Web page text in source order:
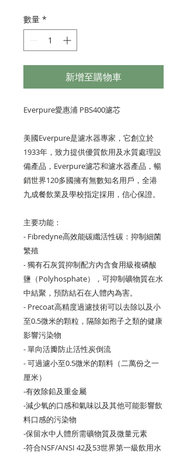
數量 *
新增至購物車
Everpure愛惠浦 PBS400濾芯
美國Everpure是濾水器專家，它創立於
1933年，致力提供優質飲用及水質處理設
備產品，Everpure濾芯和濾水器產品，暢
銷世界120多國擁有無數知名用戶，全港
九成餐飲業及學校指定採用，信心保證。
主要功能：
- Fibredyne高效能碳纖活性碳：抑制細菌
繁殖
- 獨有石灰質抑制配方內含食用級複磷酸
鹽（Polyhosphate），可抑制礦物質在水
中結聚，預防結石在人體內為害。
- Precoat高精度過濾技術可以去除以及小
至0.5微米的顆粒，隔除如孢子之類的健康
影響污染物
- 單向活瓣防止活性炭倒流
- 可過濾小至0.5微米的顆料（二萬份之一
厘米）
-有效除鉛及重金屬
-減少氧的口感和氣味以及其他可能影響飲
料口感的污染物
-保留水中人體所需礦物質及微量元素
-符合NSF/ANSI 42及53世界第一級飲用水